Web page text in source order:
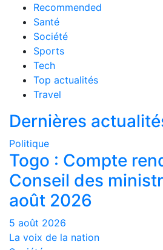
Recommended
Santé
Société
Sports
Tech
Top actualités
Travel
Dernières
Politique
Togo : Compte
Conseil des
août 2026
5 août 2026
La voix de la nation